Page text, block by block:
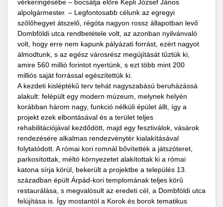
vérkeringésébe – bocsátja előre Kepli József János
alpolgármester. – Legfontosabb célunk az egregyi
szőlőhegyet átszelő, régóta nagyon rossz állapotban levő
Dombföldi utca rendbetétele volt, az azonban nyilvánvaló
volt, hogy erre nem kapunk pályázati forrást, ezért nagyot
álmodtunk, s az egész városrész megújítását tûztük ki,
amire 560 millió forintot nyertünk, s ezt több mint 200
milliós saját forrással egészítettük ki.
A kezdeti kisléptékû terv tehát nagyszabású beruházássá
alakult: felépült egy modern múzeum, melynek helyén
korábban három nagy, funkció nélküli épület állt, így a
projekt ezek elbontásával és a terület teljes
rehabilitációjával kezdődött, majd egy fesztiválok, vásárok
rendezésére alkalmas rendezvénytér kialakításával
folytatódott. A római kori romnál bővítették a játszóteret,
parkosítottak, méltó környezetet alakítottak ki a római
katona sírja körül, bekerült a projektbe a település 13.
században épült Árpád-kori templomának teljes körû
restaurálása, s megvalósult az eredeti cél, a Dombföldi utca
felújítása is. Így mostantól a Korok és borok tematikus